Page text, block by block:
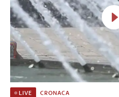
LIVE CRONACA